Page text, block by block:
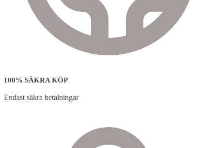
100% SÄKRA KÖP
Endast säkra betalningar